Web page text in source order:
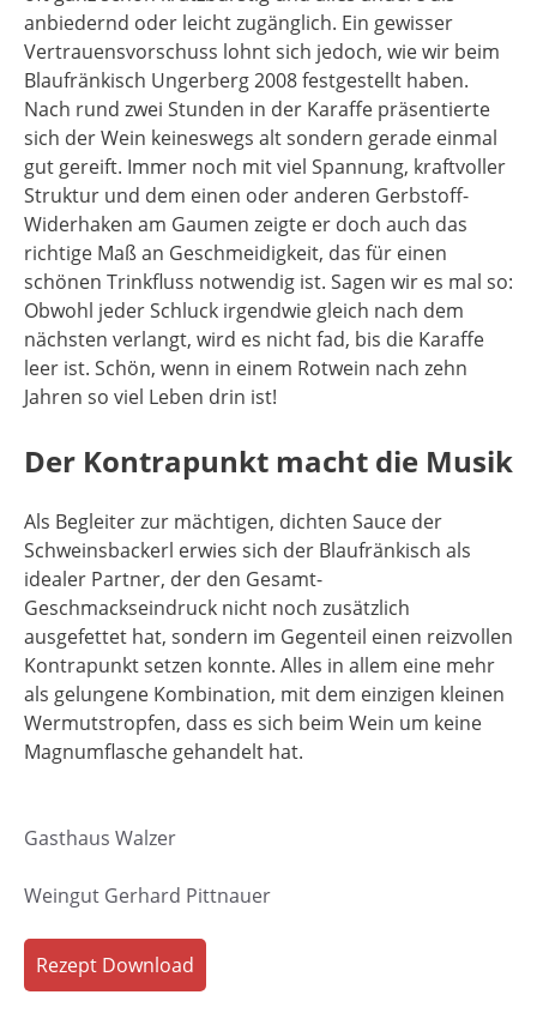
anbiedernd oder leicht zugänglich. Ein gewisser
Vertrauensvorschuss lohnt sich jedoch, wie wir beim
Blaufränkisch Ungerberg 2008 festgestellt haben.
Nach rund zwei Stunden in der Karaffe präsentierte
sich der Wein keineswegs alt sondern gerade einmal
gut gereift. Immer noch mit viel Spannung, kraftvoller
Struktur und dem einen oder anderen Gerbstoff-
Widerhaken am Gaumen zeigte er doch auch das
richtige Maß an Geschmeidigkeit, das für einen
schönen Trinkfluss notwendig ist. Sagen wir es mal so:
Obwohl jeder Schluck irgendwie gleich nach dem
nächsten verlangt, wird es nicht fad, bis die Karaffe
leer ist. Schön, wenn in einem Rotwein nach zehn
Jahren so viel Leben drin ist!
Der Kontrapunkt macht die Musik
Als Begleiter zur mächtigen, dichten Sauce der
Schweinsbackerl erwies sich der Blaufränkisch als
idealer Partner, der den Gesamt-
Geschmackseindruck nicht noch zusätzlich
ausgefettet hat, sondern im Gegenteil einen reizvollen
Kontrapunkt setzen konnte. Alles in allem eine mehr
als gelungene Kombination, mit dem einzigen kleinen
Wermutstropfen, dass es sich beim Wein um keine
Magnumflasche gehandelt hat.
Gasthaus Walzer
Weingut Gerhard Pittnauer
Rezept Download